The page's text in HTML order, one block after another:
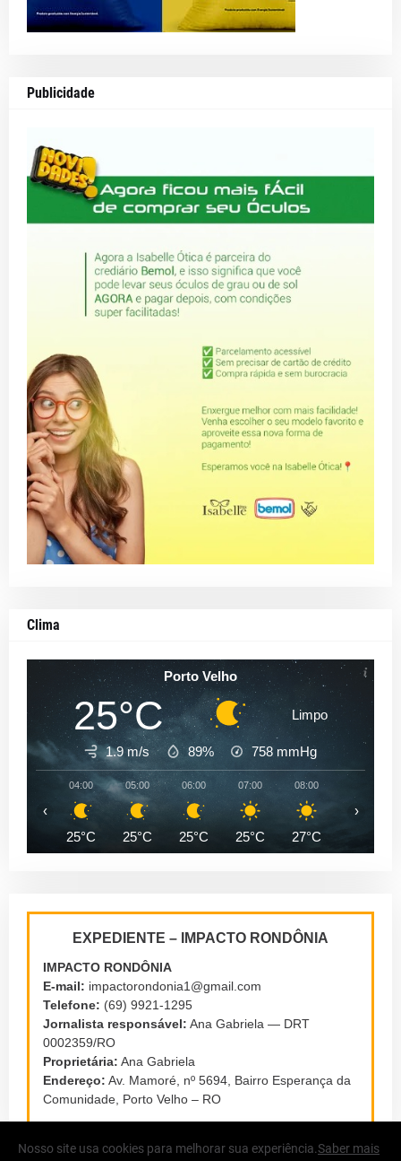
Publicidade
Clima
Porto Velho
25°C Limpo
1.9 m/s 89% 758 mmHg
04:00
25°C
05:00
25°C
06:00
25°C
07:00
25°C
08:00
27°C
‹ ›
EXPEDIENTE – IMPACTO RONDÔNIA
IMPACTO RONDÔNIA
E-mail: impactorondonia1@gmail.com
Telefone: (69) 9921-1295
Jornalista responsável: Ana Gabriela — DRT
0002359/RO
Proprietária: Ana Gabriela
Endereço: Av. Mamoré, nº 5694, Bairro Esperança da
Comunidade, Porto Velho – RO
Nosso site usa cookies para melhorar sua experiência.Saber mais